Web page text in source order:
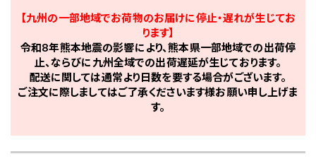
【九州の一部地域でお荷物のお届けに停止・遅れが生じてお
ります】
令和8年熊本地震の影響により、熊本県一部地域での出荷停
止、ならびに九州全域での出荷遅延が生じております。
配送に関しては通常より日数を要する場合がございます。
ご注文に際しましてはご了承くださいます様お願い申し上げま
す。